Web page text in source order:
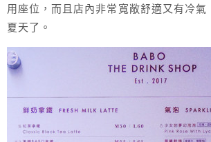
用座位，而且店內非常寬敞舒適又有冷氣
夏天了。